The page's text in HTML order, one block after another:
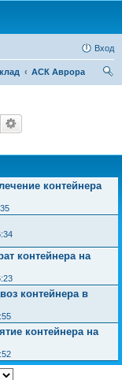
Вход
АСК Аврора
контейнера
контейнера на
контейнера в
контейнера на